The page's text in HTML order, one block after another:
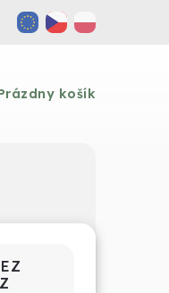
Nákupný košík
košík